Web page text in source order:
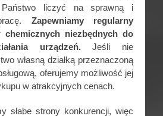
liczyć na sprawną i
Zapewniamy regularny
chemicznych niezbędnych do
urządzeń.Jeśli nie
własną działką przeznaczoną
oferujemy możliwość jej
w atrakcyjnych cenach.
słabe strony konkurencji, więc